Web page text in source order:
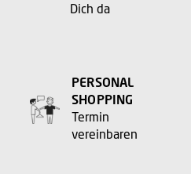
Dich da
PERSONAL
SHOPPING
Termin
vereinbaren